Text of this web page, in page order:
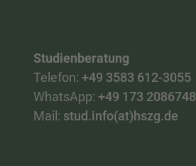
Studienberatung
Telefon: +49 3583 612-3055
WhatsApp: +49 173 2086748
Mail: stud.info(at)hszg.de